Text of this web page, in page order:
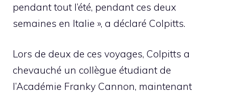
pendant tout l’été, pendant ces deux
semaines en Italie », a déclaré Colpitts.
Lors de deux de ces voyages, Colpitts a
chevauché un collègue étudiant de
l’Académie Franky Cannon, maintenant